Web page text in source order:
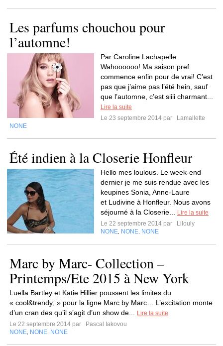
Les parfums chouchou pour
l’automne!
Par Caroline Lachapelle
Wahoooooo! Ma saison pref
commence enfin pour de vrai! C’est
pas que j’aime pas l’été hein, sauf
que l’automne, c’est siiii charmant...
Lire la suite
Le 23 septembre 2014 par
Lamallette
NONE
Été indien à la Closerie Honfleur
Hello mes loulous. Le week-end
dernier je me suis rendue avec les
keupines Sonia, Anne-Laure
et Ludivine à Honfleur. Nous avons
séjourné à la Closerie...
Lire la suite
Le 22 septembre 2014 par
Lilouly
NONE NONE NONE
Marc by Marc- Collection –
Printemps/Ete 2015 à New York
Luella Bartley et Katie Hillier poussent les limites du
« cool&trendy; » pour la ligne Marc by Marc… L’excitation monte
d’un cran des qu’il s’agit d’un show de...
Lire la suite
Le 22 septembre 2014 par
Pascal Iakovou
NONE NONE NONE